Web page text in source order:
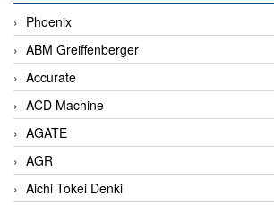
Phoenix
ABM Greiffenberger
Accurate
ACD Machine
AGATE
AGR
Aichi Tokei Denki